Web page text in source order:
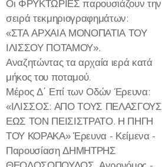
Οι ΦΡΥΚΤΩΡΙΕΣ παρουσιάζουν την
σειρά τεκμηριογραφημάτων:
«ΣΤΑ ΑΡΧΑΙΑ ΜΟΝΟΠΑΤΙΑ ΤΟΥ
ΙΛΙΣΣΟΥ ΠΟΤΑΜΟΥ».
Αναζητώντας τα αρχαία ιερά κατά
μήκος του ποταμού.
Μέρος Δ΄ Επί των Οδών Έρευνα:
«ΙΛΙΣΣΟΣ: ΑΠΟ ΤΟΥΣ ΠΕΛΑΣΓΟΥΣ
ΕΩΣ ΤΟΝ ΠΕΙΣΙΣΤΡΑΤΟ. Η ΠΗΓΗ
ΤΟΥ ΚΟΡΑΚΑ» Έρευνα - Κείμενα -
Παρουσίαση ΔΗΜΗΤΡΗΣ